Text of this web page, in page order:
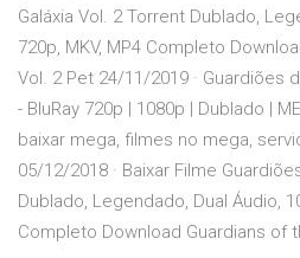
Galáxia Vol. 2 Torrent Dublado,
720p, MKV, MP4 Completo
Vol. 2 Pet 24/11/2019 · Guardiões
- BluRay 720p | 1080p | Dublado |
baixar mega, filmes no mega,
05/12/2018 · Baixar Filme
Dublado, Legendado, Dual Áudio,
Completo Download Guardians of